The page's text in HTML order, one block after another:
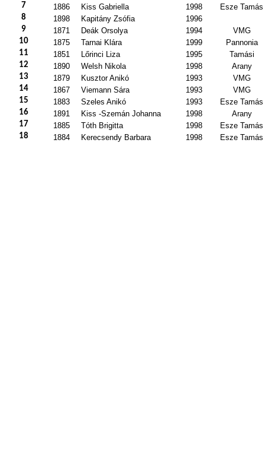
7
1886 Kiss Gabriella 1998
Esze Tamás
8
1898 Kapitány Zsófia
1996
9
1871 Deák Orsolya 1994
VMG
10
1875 Tarnai Klára 1999
Pannonia
11
1851 Lőrinci Liza 1995
Tamási
12
1890 Welsh Nikola 1998
Arany
13
1879 Kusztor Anikó 1993
VMG
14
1867 Viemann Sára 1993
VMG
15
1883 Szeles Anikó 1993
Esze Tamás
16
1891 Kiss -Szemán Johanna 1998
Arany
17
1885 Tóth Brigitta 1998
Esze Tamás
18
1884 Kerecsendy Barbara 1998 Esze Tamás